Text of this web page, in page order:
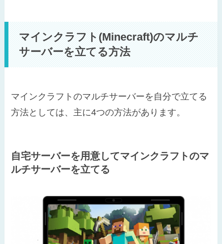
マインクラフト(Minecraft)のマルチ
サーバーを立てる方法
マインクラフトのマルチサーバーを自分で立てる
方法としては、主に4つの方法があります。
自宅サーバーを用意してマインクラフトのマ
ルチサーバーを立てる